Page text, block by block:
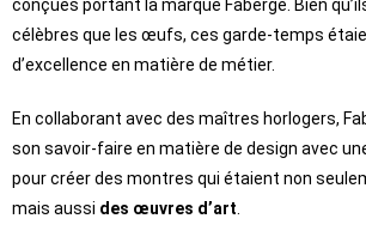
conçues portant la marque Fabergé. Bien
célèbres que les œufs, ces garde-temps
d’excellence en matière de métier.
En collaborant avec des maîtres horlogers,
son savoir-faire en matière de design avec
pour créer des montres qui étaient non
mais aussi des œuvres d’art